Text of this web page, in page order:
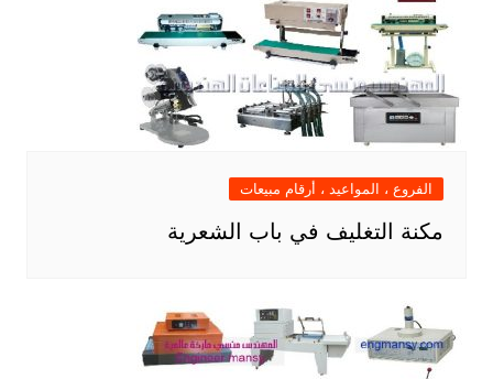
الفروع ، المواعيد ، أرقام مبيعات
مكنة التغليف في باب الشعرية